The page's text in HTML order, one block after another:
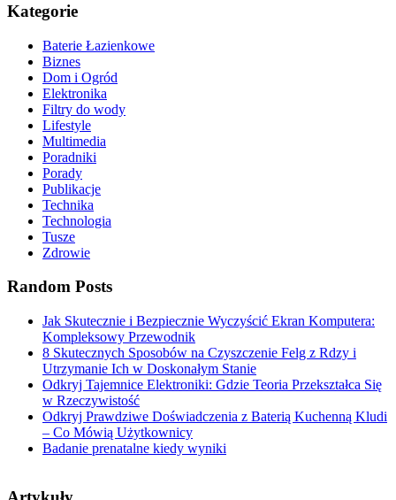
Kategorie
Baterie Łazienkowe
Biznes
Dom i Ogród
Elektronika
Filtry do wody
Lifestyle
Multimedia
Poradniki
Porady
Publikacje
Technika
Technologia
Tusze
Zdrowie
Random Posts
Jak Skutecznie i Bezpiecznie Wyczyścić Ekran Komputera:
Kompleksowy Przewodnik
8 Skutecznych Sposobów na Czyszczenie Felg z Rdzy i
Utrzymanie Ich w Doskonałym Stanie
Odkryj Tajemnice Elektroniki: Gdzie Teoria Przekształca Się
w Rzeczywistość
Odkryj Prawdziwe Doświadczenia z Baterią Kuchenną Kludi
– Co Mówią Użytkownicy
Badanie prenatalne kiedy wyniki